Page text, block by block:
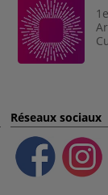
Réseaux sociaux